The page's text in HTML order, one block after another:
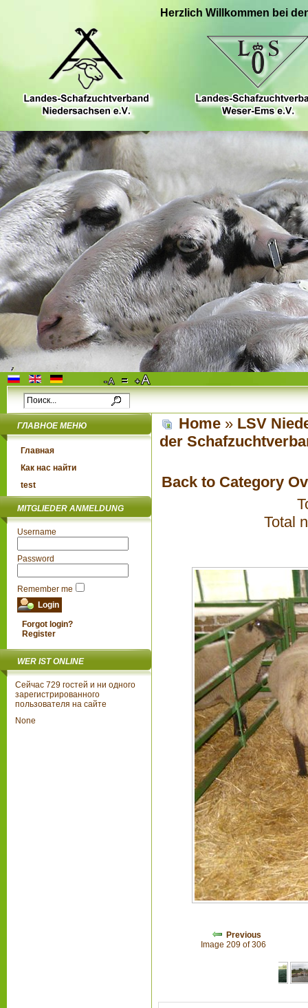
Herzlich Willkommen bei
ГЛАВНОЕ МЕНЮ
Главная
Как нас найти
test
MITGLIEDER ANMELDUNG
Username
Password
Remember me
Forgot login?
Register
WER IST ONLINE
Сейчас 729 гостей и ни одного
зарегистрированного
пользователя на сайте
None
Home » LSV
der
Back to Category
Total
Previous
Image 209 of 306